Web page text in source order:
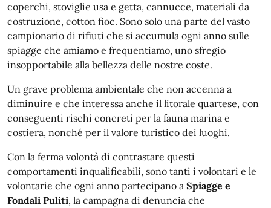
coperchi, stoviglie usa e getta, cannucce, materiali da
costruzione, cotton fioc. Sono solo una parte del vasto
campionario di rifiuti che si accumula ogni anno sulle
spiagge che amiamo e frequentiamo, uno sfregio
insopportabile alla bellezza delle nostre coste.
Un grave problema ambientale che non accenna a
diminuire e che interessa anche il litorale quartese, con
conseguenti rischi concreti per la fauna marina e
costiera, nonché per il valore turistico dei luoghi.
Con la ferma volontà di contrastare questi
comportamenti inqualificabili, sono tanti i volontari e le
volontarie che ogni anno partecipano a Spiagge e
Fondali Puliti, la campagna di denuncia che